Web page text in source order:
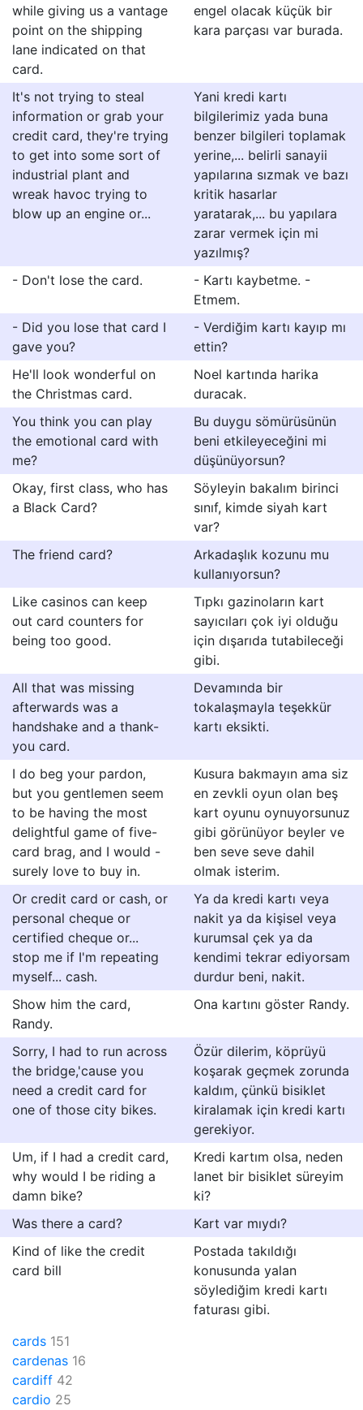
while giving us a vantage
point on the shipping
lane indicated on that
card.
engel olacak küçük bir
kara parçası var burada.
It's not trying to steal
information or grab your
credit card, they're trying
to get into some sort of
industrial plant and
wreak havoc trying to
blow up an engine or...
Yani kredi kartı
bilgilerimiz yada buna
benzer bilgileri toplamak
yerine,... belirli sanayii
yapılarına sızmak ve bazı
kritik hasarlar
yaratarak,... bu yapılara
zarar vermek için mi
yazılmış?
- Don't lose the card.
- Kartı kaybetme. -
Etmem.
- Did you lose that card I
gave you?
- Verdiğim kartı kayıp mı
ettin?
He'll look wonderful on
the Christmas card.
Noel kartında harika
duracak.
You think you can play
the emotional card with
me?
Bu duygu sömürüsünün
beni etkileyeceğini mi
düşünüyorsun?
Okay, first class, who has
a Black Card?
Söyleyin bakalım birinci
sınıf, kimde siyah kart
var?
The friend card?
Arkadaşlık kozunu mu
kullanıyorsun?
Like casinos can keep
out card counters for
being too good.
Tıpkı gazinoların kart
sayıcıları çok iyi olduğu
için dışarıda tutabileceği
gibi.
All that was missing
afterwards was a
handshake and a thank-
you card.
Devamında bir
tokalaşmayla teşekkür
kartı eksikti.
I do beg your pardon,
but you gentlemen seem
to be having the most
delightful game of five-
card brag, and I would -
surely love to buy in.
Kusura bakmayın ama siz
en zevkli oyun olan beş
kart oyunu oynuyorsunuz
gibi görünüyor beyler ve
ben seve seve dahil
olmak isterim.
Or credit card or cash, or
personal cheque or
certified cheque or...
stop me if I'm repeating
myself... cash.
Ya da kredi kartı veya
nakit ya da kişisel veya
kurumsal çek ya da
kendimi tekrar ediyorsam
durdur beni, nakit.
Show him the card,
Randy.
Ona kartını göster Randy.
Sorry, I had to run across
the bridge,'cause you
need a credit card for
one of those city bikes.
Özür dilerim, köprüyü
koşarak geçmek zorunda
kaldım, çünkü bisiklet
kiralamak için kredi kartı
gerekiyor.
Um, if I had a credit card,
why would I be riding a
damn bike?
Kredi kartım olsa, neden
lanet bir bisiklet süreyim
ki?
Was there a card?
Kart var mıydı?
Kind of like the credit
card bill
Postada takıldığı
konusunda yalan
söylediğim kredi kartı
faturası gibi.
cards 151
cardenas 16
cardiff 42
cardio 25